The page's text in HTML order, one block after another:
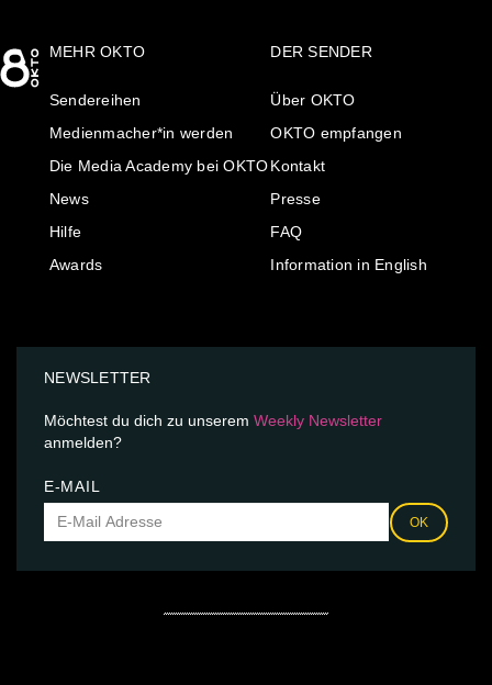
MEHR OKTO
Sendereihen
Medienmacher*in werden
Die Media Academy bei OKTO
News
Hilfe
Awards
DER SENDER
Über OKTO
OKTO empfangen
Kontakt
Presse
FAQ
Information in English
NEWSLETTER
Möchtest du dich zu unserem Weekly Newsletter
anmelden?
E-MAIL
OK